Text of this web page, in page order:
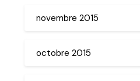
novembre 2015
octobre 2015